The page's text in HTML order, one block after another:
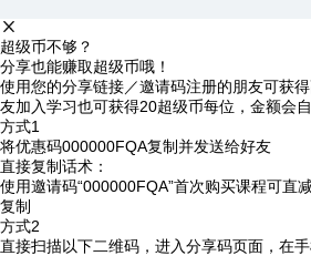
超级币不够？
分享也能赚取超级币哦！
使用您的分享链接／邀请码注册的朋友可获
友加入学习也可获得20超级币每位，金额会
方式1
将优惠码000000FQA复制并发送给好友
直接复制话术：
使用邀请码“000000FQA”首次购买课程可直
复制
方式2
直接扫描以下二维码，进入分享码页面，在